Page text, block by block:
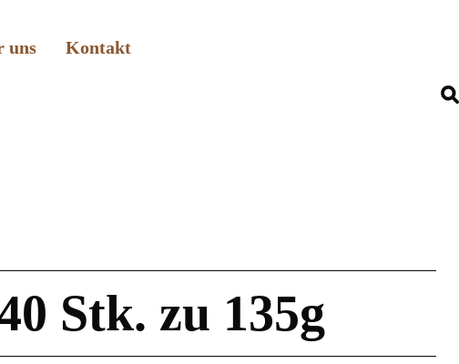
uns Kontakt
Stk. zu 135g